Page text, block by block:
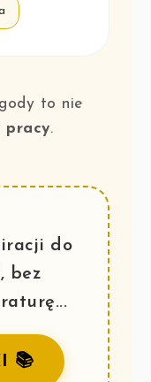
to nie
pracy.
do
bez
📚